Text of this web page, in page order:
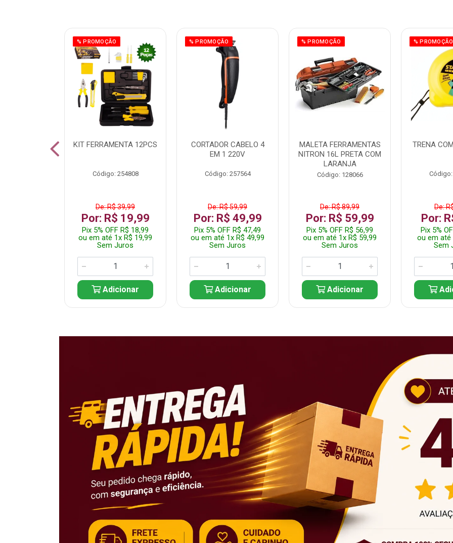
% PROMOÇÃO
KIT FERRAMENTA 12PCS
Código: 254808
De: R$ 39,99
Por: R$ 19,99
Pix 5% OFF R$ 18,99
ou em até 1x R$ 19,99
Sem Juros
Adicionar
% PROMOÇÃO
CORTADOR CABELO 4
EM 1 220V
Código: 257564
De: R$ 59,99
Por: R$ 49,99
Pix 5% OFF R$ 47,49
ou em até 1x R$ 49,99
Sem Juros
Adicionar
% PROMOÇÃO
MALETA FERRAMENTAS
NITRON 16L PRETA COM
LARANJA
Código: 128066
De: R$ 89,99
Por: R$ 59,99
Pix 5% OFF R$ 56,99
ou em até 1x R$ 59,99
Sem Juros
Adicionar
% PROMOÇÃO
TRENA
De:
Por:
Pix 5%
ou em até
Sem